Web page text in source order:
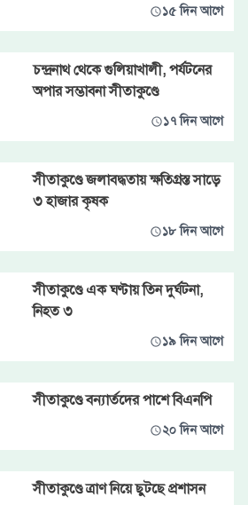
১৫ দিন আগে
চন্দ্রনাথ থেকে গুলিয়াখালী, পর্যটনের
অপার সম্ভাবনা সীতাকুণ্ডে
১৭ দিন আগে
সীতাকুণ্ডে জলাবদ্ধতায় ক্ষতিগ্রস্ত সাড়ে
৩ হাজার কৃষক
১৮ দিন আগে
সীতাকুণ্ডে এক ঘণ্টায় তিন দুর্ঘটনা,
নিহত ৩
১৯ দিন আগে
সীতাকুণ্ডে বন্যার্তদের পাশে বিএনপি
২০ দিন আগে
সীতাকুণ্ডে ত্রাণ নিয়ে ছুটছে প্রশাসন